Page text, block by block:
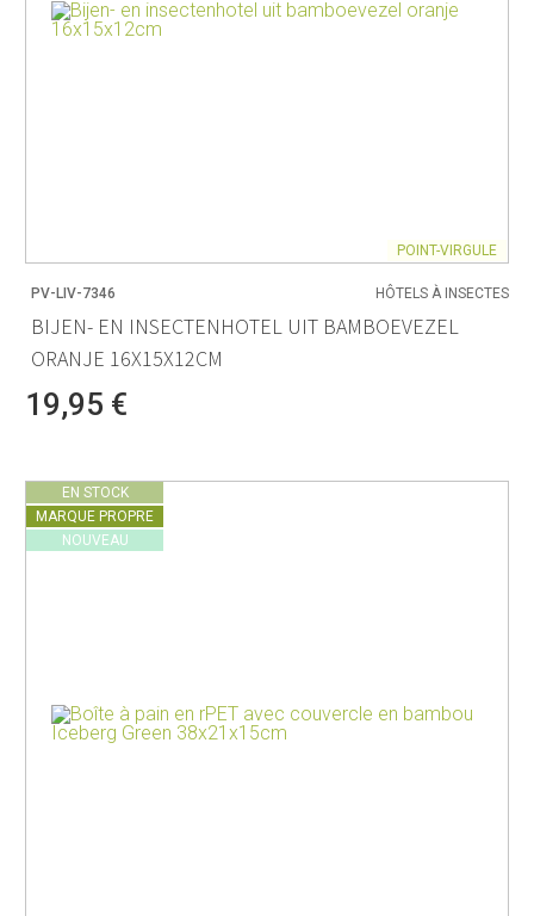
POINT-VIRGULE
PV-LIV-7346 HÔTELS À INSECTES
BIJEN- EN INSECTENHOTEL UIT BAMBOEVEZEL
ORANJE 16X15X12CM
19,95 €
EN STOCK
MARQUE PROPRE
NOUVEAU